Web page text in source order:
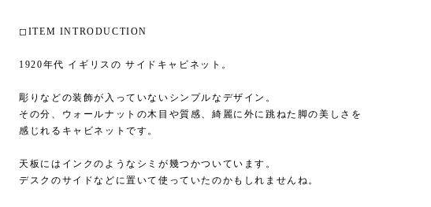
◻︎ITEM INTRODUCTION
1920年代 イギリスの サイドキャビネット。
彫りなどの装飾が入っていないシンプルなデザイン。
その分、ウォールナットの木目や質感、綺麗に外に跳ねた脚の美しさを
感じれるキャビネットです。
天板にはインクのようなシミが幾つかついています。
デスクのサイドなどに置いて使っていたのかもしれませんね。